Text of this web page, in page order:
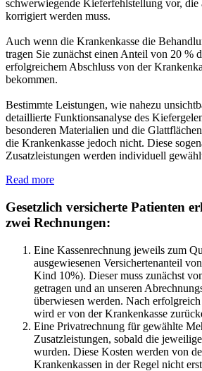
schwerwiegende Kieferfehlstellung vor,
korrigiert werden muss.
Auch wenn die Krankenkasse die
tragen Sie zunächst einen Anteil von 20 %
erfolgreichem Abschluss von der
bekommen.
Bestimmte Leistungen, wie nahezu
detaillierte Funktionsanalyse des
besonderen Materialien und die
die Krankenkasse jedoch nicht. Diese
Zusatzleistungen werden individuell
Read more
Gesetzlich versicherte Patienten
zwei Rechnungen:
Eine Kassenrechnung jeweils zum
ausgewiesenen Versichertenanteil
Kind 10%). Dieser muss zunächst
getragen und an unseren
überwiesen werden. Nach
wird er von der Krankenkasse
Eine Privatrechnung für gewählte
Zusatzleistungen, sobald die
wurden. Diese Kosten werden von
Krankenkassen in der Regel nicht